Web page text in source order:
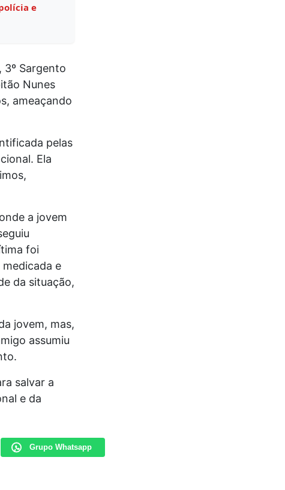
e
3º Sargento
Nunes
ameaçando
pelas
Ela
a jovem
foi
e
da situação,
jovem, mas,
assumiu
salvar a
e da
Grupo Whatsapp